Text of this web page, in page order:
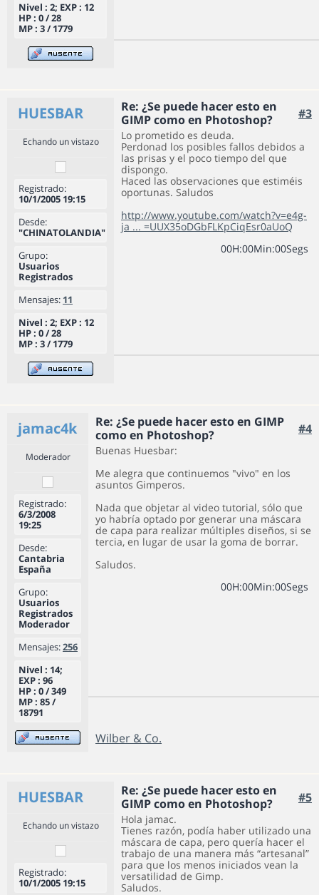
Nivel : 2; EXP : 12
HP : 0 / 28
MP : 3 / 1779
HUESBAR
Re: ¿Se puede hacer esto en
GIMP como en Photoshop?
#3
Echando un vistazo
Registrado:
10/1/2005 19:15
Desde:
"CHINATOLANDIA"
Grupo:
Usuarios
Registrados
Mensajes: 11
Nivel : 2; EXP : 12
HP : 0 / 28
MP : 3 / 1779
Lo prometido es deuda.
Perdonad los posibles fallos debidos a
las prisas y el poco tiempo del que
dispongo.
Haced las observaciones que estiméis
oportunas. Saludos
http://www.youtube.com/watch?v=e4g-
ja ... =UUX35oDGbFLKpCiqEsr0aUoQ
00H:00Min:00Segs
jamac4k
Re: ¿Se puede hacer esto en GIMP
como en Photoshop?
#4
Moderador
Registrado:
6/3/2008
19:25
Desde:
Cantabria
España
Grupo:
Usuarios
Registrados
Moderador
Mensajes:256
Nivel : 14;
EXP : 96
HP : 0 / 349
MP : 85 /
18791
Buenas Huesbar:
Me alegra que continuemos "vivo" en los
asuntos Gimperos.
Nada que objetar al video tutorial, sólo que
yo habría optado por generar una máscara
de capa para realizar múltiples diseños, si se
tercia, en lugar de usar la goma de borrar.
Saludos.
00H:00Min:00Segs
Wilber & Co.
HUESBAR
Re: ¿Se puede hacer esto en
GIMP como en Photoshop?
#5
Echando un vistazo
Registrado:
10/1/2005 19:15
Hola jamac.
Tienes razón, podía haber utilizado una
máscara de capa, pero quería hacer el
trabajo de una manera más “artesanal”
para que los menos iniciados vean la
versatilidad de Gimp.
Saludos.